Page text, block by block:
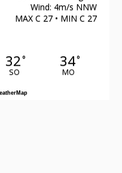
Wind: 4m/s NNW
MAX C 27 • MIN C 27
32°
SO
34°
MO